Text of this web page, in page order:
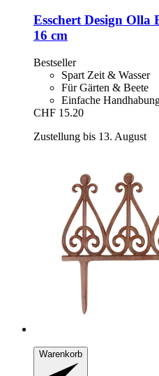
Esschert Design Olla
16 cm
Bestseller
Spart Zeit & Wasser
Für Gärten & Beete
Einfache
CHF 15.20
Zustellung bis 13. August
Warenkorb